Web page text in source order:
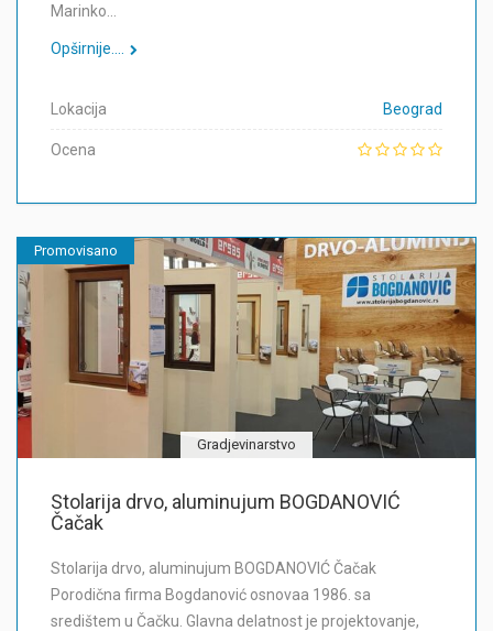
Marinko…
Opširnije....
Lokacija Beograd
Ocena
Promovisano
Gradjevinarstvo
Stolarija drvo, aluminujum BOGDANOVIĆ
Čačak
Stolarija drvo, aluminujum BOGDANOVIĆ Čačak
Porodična firma Bogdanović osnovaa 1986. sa
središtem u Čačku. Glavna delatnost je projektovanje,